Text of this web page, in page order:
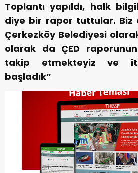
Toplantı yapıldı, halk
diye bir rapor tuttular. Biz
Çerkezköy Belediyesi
olarak da ÇED
takip etmekteyiz ve
başladık”